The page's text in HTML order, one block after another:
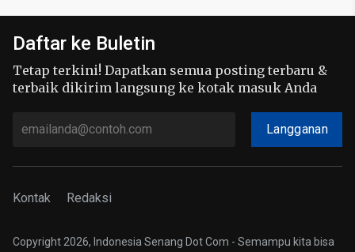
Daftar ke Buletin
Tetap terkini! Dapatkan semua posting terbaru &
terbaik dikirim langsung ke kotak masuk Anda
Langganan
Kontak Redaksi
Copyright 2026, Indonesia Senang Dot Com - Semampu kita bisa